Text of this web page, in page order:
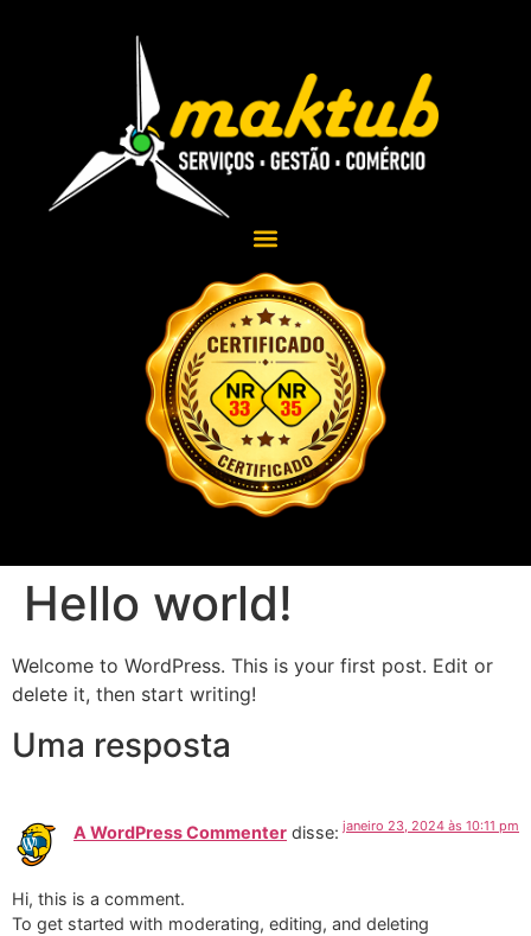
Hello world!
Welcome to WordPress. This is your first post. Edit or
delete it, then start writing!
Uma resposta
A WordPress Commenter disse: janeiro 23, 2024 às 10:11 pm
Hi, this is a comment.
To get started with moderating, editing, and deleting